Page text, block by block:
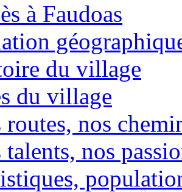
à Faudoas
du village
du village
routes, nos
talents, nos